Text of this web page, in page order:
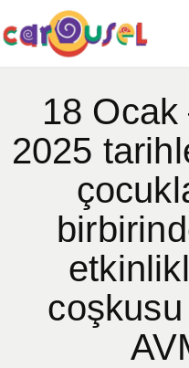
18
2025